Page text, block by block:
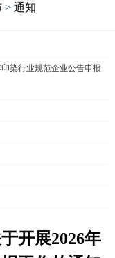
> 通知
染行业规范企业公告申报
开展2026年